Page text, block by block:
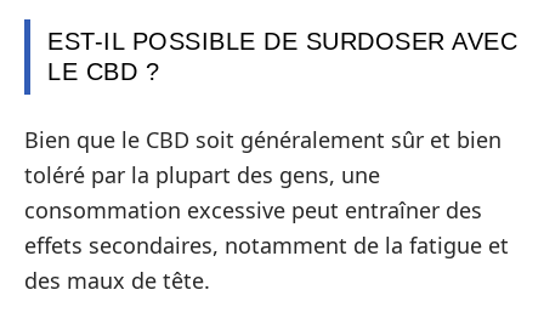
EST-IL POSSIBLE DE SURDOSER AVEC
LE CBD ?
Bien que le CBD soit généralement sûr et bien
toléré par la plupart des gens, une
consommation excessive peut entraîner des
effets secondaires, notamment de la fatigue et
des maux de tête.